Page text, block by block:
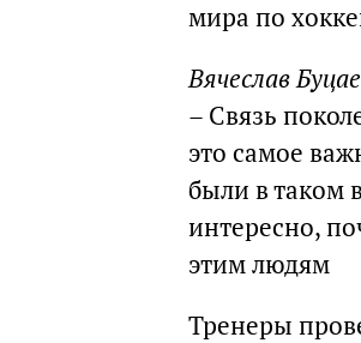
мира по
Вячеслав
– Связь
это самое
были в таком
интересно,
этим людям
Тренеры